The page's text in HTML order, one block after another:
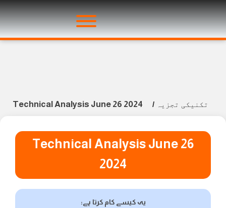
تکنیکی تجزیہ /
Technical Analysis June 26 2024
Technical Analysis June 26
2024
یہ کیسے کام کرتا ہے: